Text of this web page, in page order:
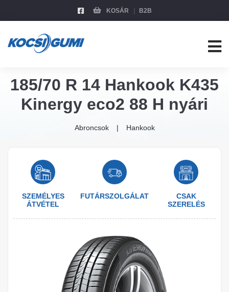
KOSÁR B2B
185/70 R 14 Hankook K435
Kinergy eco2 88 H nyári
Abroncsok Hankook
SZEMÉLYES
ÁTVÉTEL
FUTÁRSZOLGÁLAT
CSAK
SZERELÉS